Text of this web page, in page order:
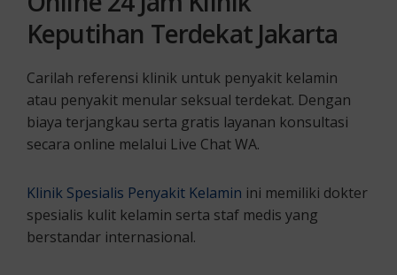
Keputihan Terdekat Jakarta
Carilah referensi klinik untuk penyakit kelamin
atau penyakit menular seksual terdekat. Dengan
biaya terjangkau serta gratis layanan konsultasi
secara online melalui Live Chat WA.
Klinik Spesialis Penyakit Kelamin ini memiliki dokter
spesialis kulit kelamin serta staf medis yang
berstandar internasional.